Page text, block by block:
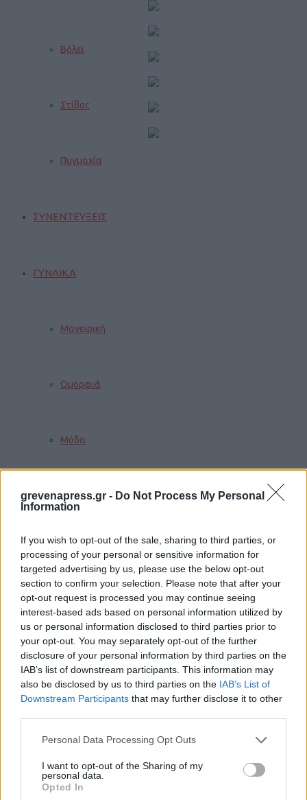
grevenapress.gr - Do Not Process My Personal
Information
If you wish to opt-out of the sale, sharing to third parties, or
processing of your personal or sensitive information for
targeted advertising by us, please use the below opt-out
section to confirm your selection. Please note that after your
opt-out request is processed you may continue seeing
interest-based ads based on personal information utilized by
us or personal information disclosed to third parties prior to
your opt-out. You may separately opt-out of the further
disclosure of your personal information by third parties on the
IAB’s list of downstream participants. This information may
also be disclosed by us to third parties on the IAB’s List of
Downstream Participants that may further disclose it to other
Personal Data Processing Opt Outs
I want to opt-out of the Sharing of my
personal data.
Opted In
Βόλεϊ
Στίβος
Πυγμαχία
ΣΥΝΕΝΤΕΥΞΕΙΣ
ΓΥΝΑΙΚΑ
Μαγειρική
Ομορφιά
Μόδα
Ευεξία
Gossip
ΆΡΘΡΑ
Τουρισμός
Γάμοι
Comments
Latest
Οι ΜΥΛΟΙ ΓΡΕΒΕΝΩΝ ΓΙΑΝΝΑΚΟΠΟΥΛΟΣ Α.Ε.
ανακοινώνουν την τιμή αγοράς στο Μαλακό Σιτάρι
εσοδείας 2026
30 Ιουλίου 2026
Περιφέρεια Δυτικής Μακεδονίας: Υπογράφηκε η
προγραμματική σύμβαση για την ανακαίνιση του
κτιρίου της Στέγης Ανηλίκων Κοζάνης